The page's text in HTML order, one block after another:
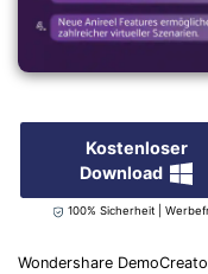
Kostenloser
Download
100% Sicherheit |
Wondershare